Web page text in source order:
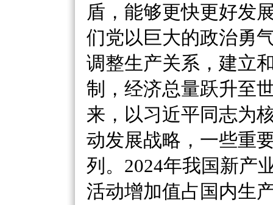
盾，能够更快更好发
们党以巨大的政治勇
调整生产关系，建立
制，经济总量跃升至
来，以习近平同志为
动发展战略，一些重
列。 2024年我国新产
活动增加值占国内生